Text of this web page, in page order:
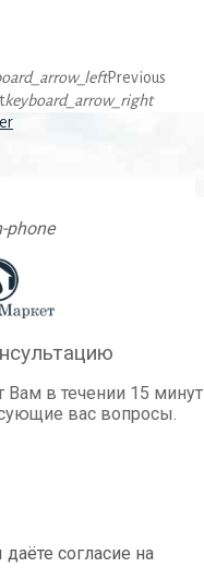
Previous
keyboard_arrow_right
phone
в течении 15
вас вопросы.
согласие на